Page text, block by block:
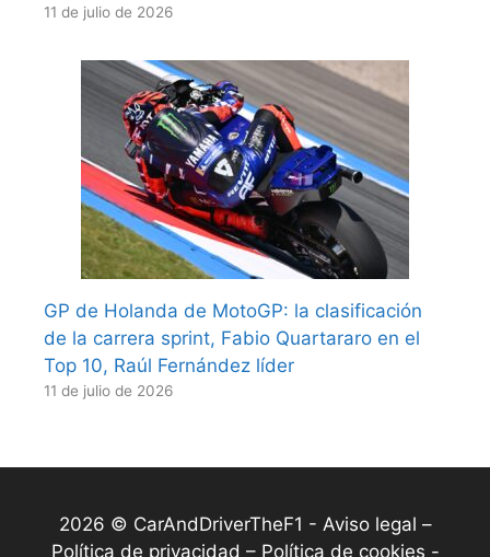
11 de julio de 2026
GP de Holanda de MotoGP: la clasificación
de la carrera sprint, Fabio Quartararo en el
Top 10, Raúl Fernández líder
11 de julio de 2026
2026 © CarAndDriverTheF1 - Aviso legal –
Política de privacidad – Política de cookies -